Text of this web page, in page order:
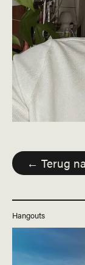
← Terug
Hangouts